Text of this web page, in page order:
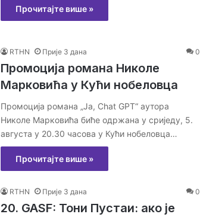
Прочитајте више »
RTHN Прије 3 дана 0
Промоција романа Николе
Марковића у Кући нобеловца
Промоција романа „Ja, Chat GPT“ аутора
Николе Марковића биће одржана у сриједу, 5.
августа у 20.30 часова у Кући нобеловца…
Прочитајте више »
RTHN Прије 3 дана 0
20. GASF: Тони Пустаи: ако је